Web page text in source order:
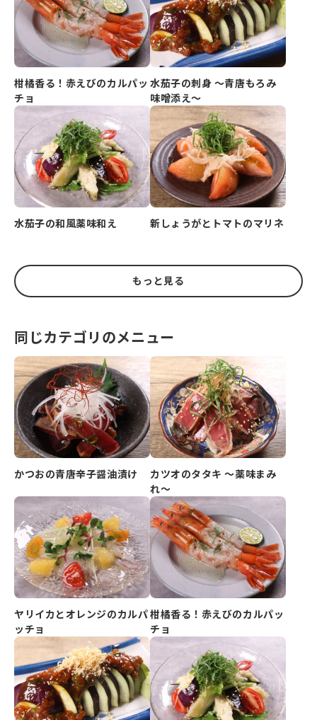
柑橘香る！赤えびのカルパッ
チョ
水茄子の刺身 ～青唐もろみ
味噌添え～
水茄子の和風薬味和え 新しょうがとトマトのマリネ
もっと見る
同じカテゴリのメニュー
かつおの青唐辛子醤油漬け
カツオのタタキ ～薬味まみ
れ～
ヤリイカとオレンジのカルパ
ッチョ
柑橘香る！赤えびのカルパッ
チョ